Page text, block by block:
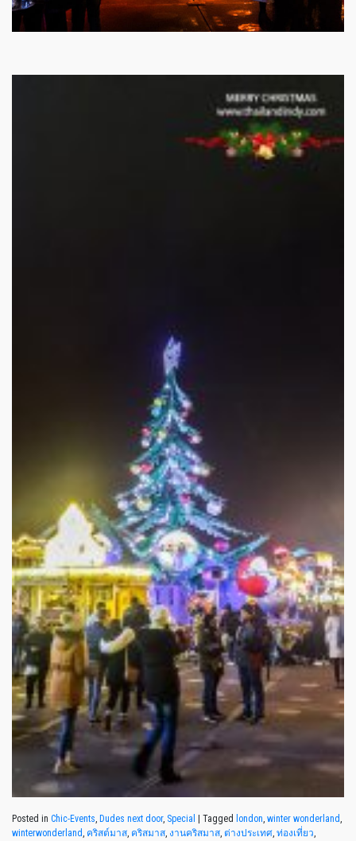
Posted in Chic-Events, Dudes next door, Special Tagged london, winter wonderland,
winterwonderland, คริสต์มาส, คริสมาส, งานคริสมาส, ต่างประเทศ, ท่องเที่ยว,